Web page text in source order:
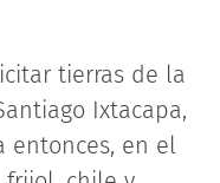
tierras de la
Ixtacapa,
entonces, en el